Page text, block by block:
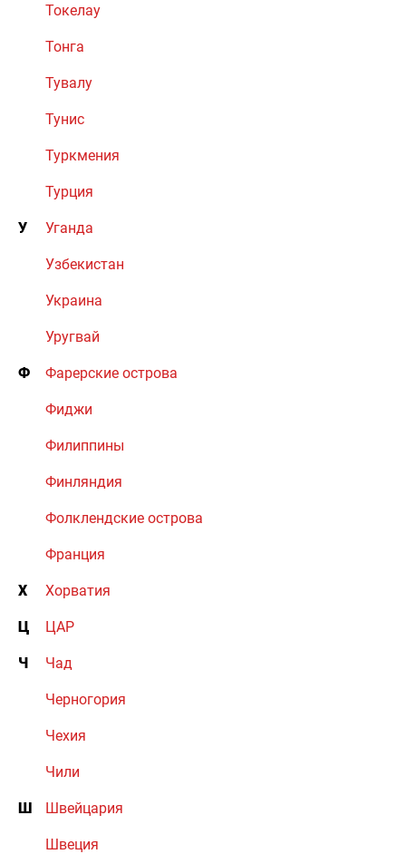
Токелау
Тонга
Тувалу
Тунис
Туркмения
Турция
У Уганда
Узбекистан
Украина
Уругвай
Ф Фарерские острова
Фиджи
Филиппины
Финляндия
Фолклендские острова
Франция
Х Хорватия
Ц ЦАР
Ч Чад
Черногория
Чехия
Чили
Ш Швейцария
Швеция